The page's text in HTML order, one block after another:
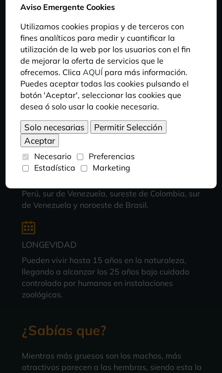
DIETA
Es un animal omnívoro que se alimenta frutas,
hojas, flores, semillas, brotes verdes, néctar,
pequeños insectos e incluso huevos de aves y
pequeños vertebrados.
HÁBITAT
Habita en boques tropicales de tierras bajas,
pudiendo también encontrarse en bosques
secundarios o regenerados y en zonas de cultivo.
Perú, sur de Venezuela, sureste de Colombia, sur
de Venezuela y noroeste de Brasil.
LONGEVIDAD
Pueden vivir hasta 15 años en la naturaleza,
llegando a alcanzar los 25 años bajo cuidado
controlado por humanos en instalaciones
zoológicas.
¿Sabías que?
Mientras más gruesos son los machos, más
atractivos parecen a las hembras, siendo esta la
Aviso Emergente Cookies
Utilizamos cookies propias y de terceros con
fines analíticos para medir y cuantificar la
utilización de la web por los usuarios con el fin
de mejorar la oferta de servicios que le
ofrecemos. Clica AQUÍ para más información.
Puedes aceptar todas las cookies pulsando el
botón 'Aceptar', seleccionar las cookies que
desea ó solo usar la cookie necesaria.
Necesario
Preferencias
Estadística
Marketing